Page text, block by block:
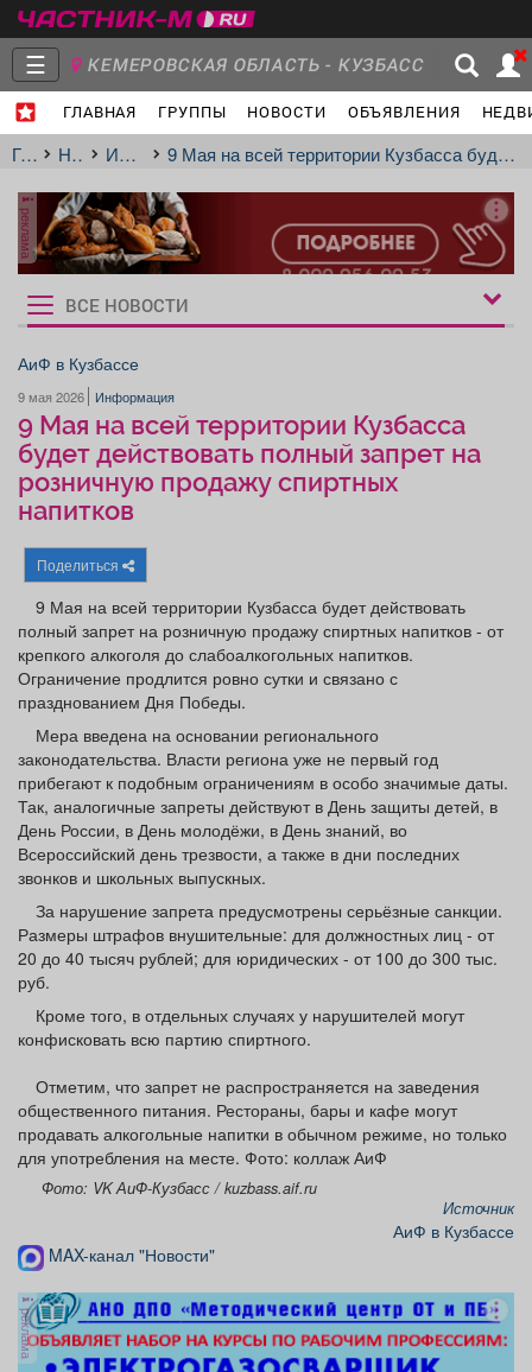
☰ КЕМЕРОВСКАЯ ОБЛАСТЬ - КУЗБАСС
ГЛАВНАЯ ГРУППЫ НОВОСТИ ОБЪЯВЛЕНИЯ
Главная
Группы Новости
Объявления Недвижимость Услуги
Работа Компании
Афиша
Товары Поздравления Погода
ТВ программа Я - пенсионер
ГлавнаяНовостиИнформация9 Мая на всей территории Кузбасса будет действовать полный запрет на розничную продажу спиртных напитков
реклама
Рукбрики
новостей
ВСЕ НОВОСТИ
АиФ в Кузбассе
9 мая 2026 Информация
9 Мая на всей территории Кузбасса
будет действовать полный запрет на
розничную продажу спиртных
напитков
Поделиться
9 Мая на всей территории Кузбасса будет действовать
полный запрет на розничную продажу спиртных напитков - от
крепкого алкоголя до слабоалкогольных напитков.
Ограничение продлится ровно сутки и связано с
празднованием Дня Победы.
Мера введена на основании регионального
законодательства. Власти региона уже не первый год
прибегают к подобным ограничениям в особо значимые даты.
Так, аналогичные запреты действуют в День защиты детей, в
День России, в День молодёжи, в День знаний, во
Всероссийский день трезвости, а также в дни последних
звонков и школьных выпускных.
За нарушение запрета предусмотрены серьёзные санкции.
Размеры штрафов внушительные: для должностных лиц - от
20 до 40 тысяч рублей; для юридических - от 100 до 300 тыс.
руб.
Кроме того, в отдельных случаях у нарушителей могут
конфисковать всю партию спиртного.
Отметим, что запрет не распространяется на заведения
общественного питания. Рестораны, бары и кафе могут
продавать алкогольные напитки в обычном режиме, но только
для употребления на месте. Фото: коллаж АиФ
Фото: VK АиФ-Кузбасс / kuzbass.aif.ru
Источник
АиФ в Кузбассе
MAX-канал "Новости"
реклама